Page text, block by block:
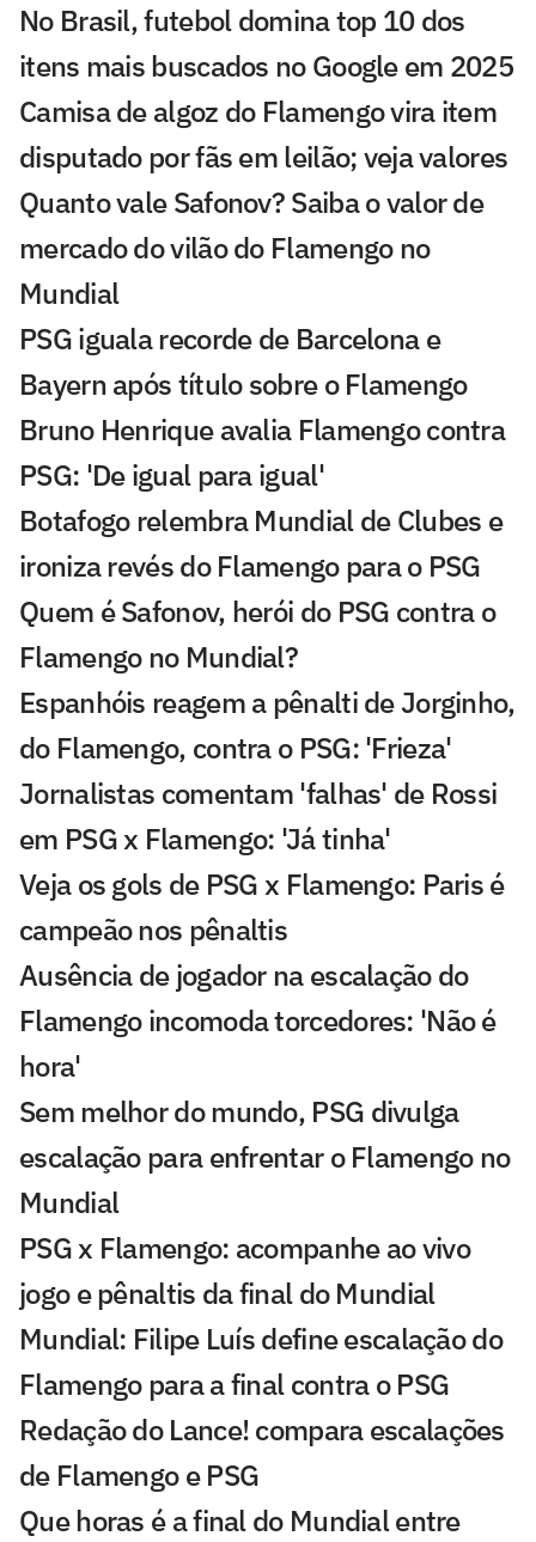
No Brasil, futebol domina top 10 dos
itens mais buscados no Google em 2025
Camisa de algoz do Flamengo vira item
disputado por fãs em leilão; veja valores
Quanto vale Safonov? Saiba o valor de
mercado do vilão do Flamengo no
Mundial
PSG iguala recorde de Barcelona e
Bayern após título sobre o Flamengo
Bruno Henrique avalia Flamengo contra
PSG: 'De igual para igual'
Botafogo relembra Mundial de Clubes e
ironiza revés do Flamengo para o PSG
Quem é Safonov, herói do PSG contra o
Flamengo no Mundial?
Espanhóis reagem a pênalti de Jorginho,
do Flamengo, contra o PSG: 'Frieza'
Jornalistas comentam 'falhas' de Rossi
em PSG x Flamengo: 'Já tinha'
Veja os gols de PSG x Flamengo: Paris é
campeão nos pênaltis
Ausência de jogador na escalação do
Flamengo incomoda torcedores: 'Não é
hora'
Sem melhor do mundo, PSG divulga
escalação para enfrentar o Flamengo no
Mundial
PSG x Flamengo: acompanhe ao vivo
jogo e pênaltis da final do Mundial
Mundial: Filipe Luís define escalação do
Flamengo para a final contra o PSG
Redação do Lance! compara escalações
de Flamengo e PSG
Que horas é a final do Mundial entre